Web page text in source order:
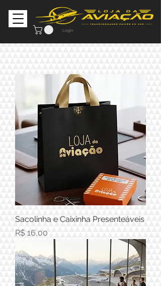
Login
Sacolinha e Caixinha Presenteáveis
Preço
R$ 16,00